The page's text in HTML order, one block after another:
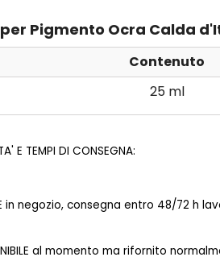
Pigmento Ocra Calda
Contenuto
25 ml
E TEMPI DI CONSEGNA:
in negozio, consegna entro 48/72 h
al momento ma rifornito